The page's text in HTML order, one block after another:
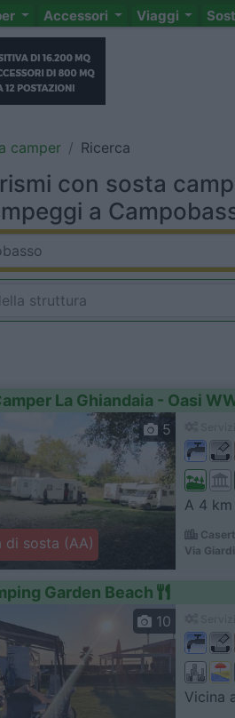
Accessori Viaggi
camper Ricerca
con sosta
a
La Ghiandaia - Oasi
di sosta (AA)
5
A 4
Via
Garden Beach
10
Vicina